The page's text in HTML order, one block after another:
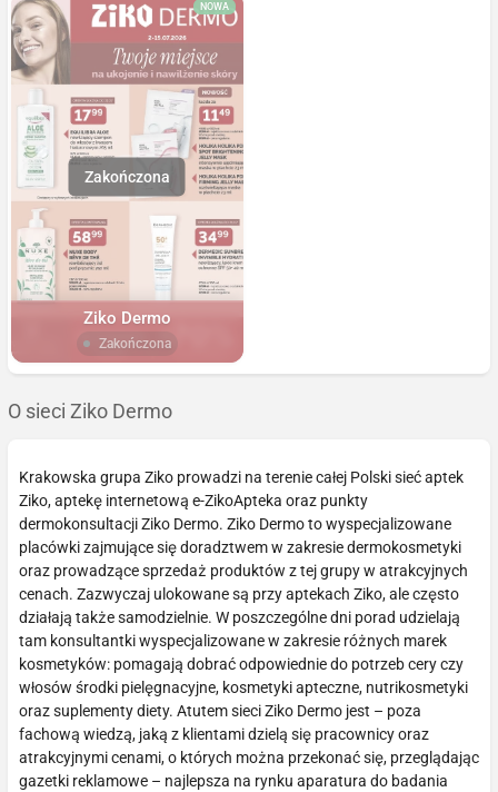
NOWA
Ziko Dermo
Zakończona
O sieci Ziko Dermo
Krakowska grupa Ziko prowadzi na terenie całej Polski sieć aptek
Ziko, aptekę internetową e-ZikoApteka oraz punkty
dermokonsultacji Ziko Dermo. Ziko Dermo to wyspecjalizowane
placówki zajmujące się doradztwem w zakresie dermokosmetyki
oraz prowadzące sprzedaż produktów z tej grupy w atrakcyjnych
cenach. Zazwyczaj ulokowane są przy aptekach Ziko, ale często
działają także samodzielnie. W poszczególne dni porad udzielają
tam konsultantki wyspecjalizowane w zakresie różnych marek
kosmetyków: pomagają dobrać odpowiednie do potrzeb cery czy
włosów środki pielęgnacyjne, kosmetyki apteczne, nutrikosmetyki
oraz suplementy diety. Atutem sieci Ziko Dermo jest – poza
fachową wiedzą, jaką z klientami dzielą się pracownicy oraz
atrakcyjnymi cenami, o których można przekonać się, przeglądając
gazetki reklamowe – najlepsza na rynku aparatura do badania